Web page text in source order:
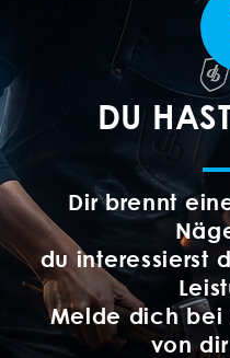
DU
Dir brennt
du interessierst
Melde dich bei
von